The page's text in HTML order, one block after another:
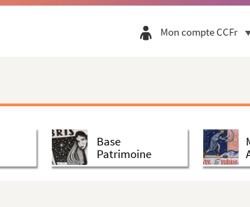
Mon compte CCFr
Base
Patrimoine